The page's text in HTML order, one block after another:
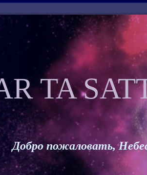
TA
Добро пожаловать,